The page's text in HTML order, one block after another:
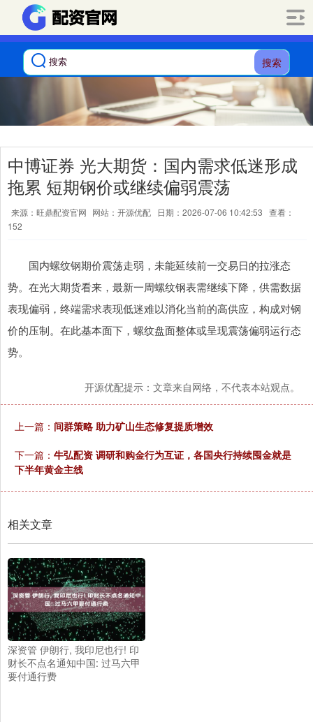
搜索
中博证券 光大期货：国内需求低迷形成
拖累 短期钢价或继续偏弱震荡
来源：旺鼎配资官网 网站：开源优配 日期：2026-07-06 10:42:53 查看：
152
国内螺纹钢期价震荡走弱，未能延续前一交易日的拉涨态
势。在光大期货看来，最新一周螺纹钢表需继续下降，供需数据
表现偏弱，终端需求表现低迷难以消化当前的高供应，构成对钢
价的压制。在此基本面下，螺纹盘面整体或呈现震荡偏弱运行态
势。
开源优配提示：文章来自网络，不代表本站观点。
上一篇： 间群策略 助力矿山生态修复提质增效
下一篇： 牛弘配资 调研和购金行为互证，各国央行持续囤金就是
下半年黄金主线
相关文章
深资管 伊朗行, 我印尼也行! 印
财长不点名通知中国: 过马六甲
要付通行费